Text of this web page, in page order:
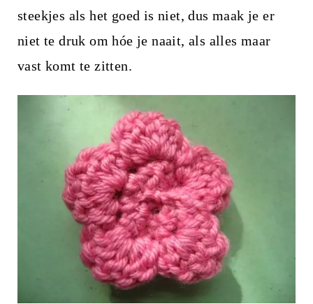
steekjes als het goed is niet, dus maak je er
niet te druk om hóe je naait, als alles maar
vast komt te zitten.